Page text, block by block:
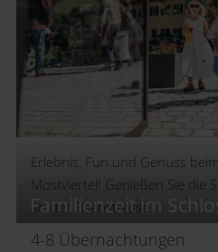
Familienzeit im
Erlebnis, Fun und Genuss
Mostviertel! Genießen Sie die
an der Eisenstrasse.
4-8 Übernachtungen